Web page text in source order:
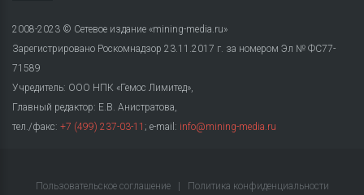
2008-2023 © Сетевое издание «mining-media.ru»
Зарегистрировано Роскомнадзор 23.11.2017 г. за номером Эл № ФС77-
71589
Учредитель: ООО НПК «Гемос Лимитед»,
Главный редактор: Е.В. Анистратова,
тел./факс: +7 (499) 237-03-11 ; e-mail: info@mining-media.ru
Пользовательское соглашение Политика конфиденциальности